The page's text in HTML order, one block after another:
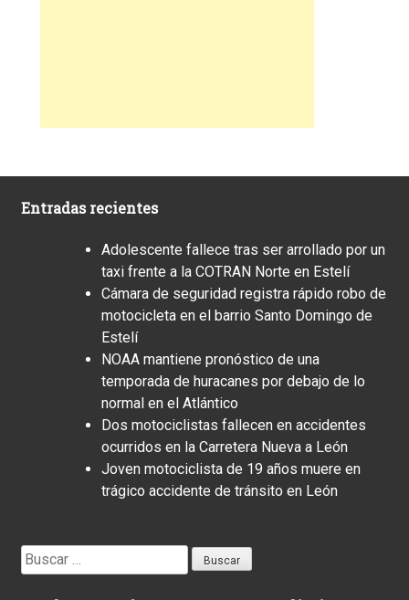
Entradas recientes
Adolescente fallece tras ser arrollado por un
taxi frente a la COTRAN Norte en Estelí
Cámara de seguridad registra rápido robo de
motocicleta en el barrio Santo Domingo de
Estelí
NOAA mantiene pronóstico de una
temporada de huracanes por debajo de lo
normal en el Atlántico
Dos motociclistas fallecen en accidentes
ocurridos en la Carretera Nueva a León
Joven motociclista de 19 años muere en
trágico accidente de tránsito en León
Buscar: